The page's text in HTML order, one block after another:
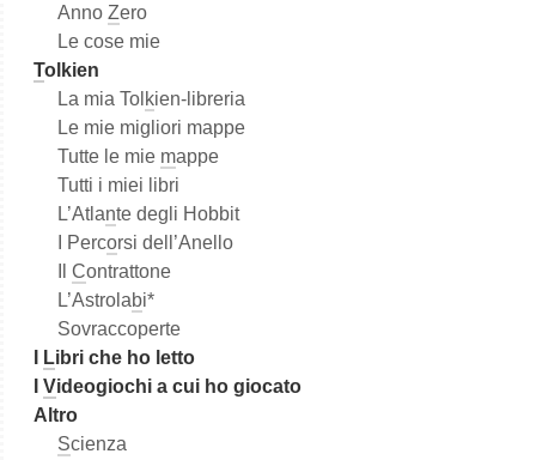
Anno Zero
Le cose mie
Tolkien
La mia Tol kien-libreria
Le mie migliori mappe
Tutte le mie mappe
Tutti i miei libri
L’Atlante degli Hobbit
I Percorsi dell’Anello
Contrattone
L’Astrolabi*
Sovraccoperte
Libri che ho letto
Videogiochi a cui ho giocato
Altro
Scienza